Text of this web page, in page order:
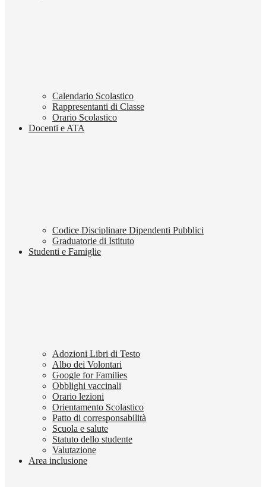
Calendario Scolastico
Rappresentanti di Classe
Orario Scolastico
Docenti e ATA
Codice Disciplinare Dipendenti Pubblici
Graduatorie di Istituto
Studenti e Famiglie
Adozioni Libri di Testo
Albo dei Volontari
Google for Families
Obblighi vaccinali
Orario lezioni
Orientamento Scolastico
Patto di corresponsabilità
Scuola e salute
Statuto dello studente
Valutazione
Area inclusione